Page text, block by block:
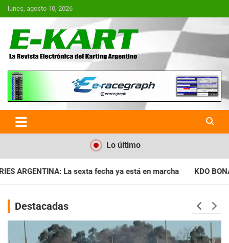
Saltar
al
lunes, agosto 10, 2026
E-Kart.com.ar | La Revista
Electrónica del Karting en
Argentina
Lo último
ya está en marcha KDO BONAERENSE: Con la vara bien
Destacadas